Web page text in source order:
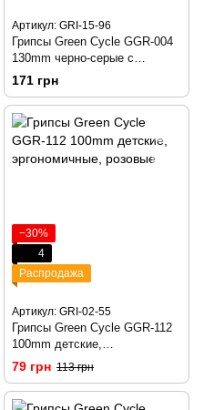
Артикул: GRI-15-96
Грипсы Green Cycle GGR-004
130mm черно-серые с
барендами
171 грн
−30%
4
Распродажа
Артикул: GRI-02-55
Грипсы Green Cycle GGR-112
100mm детские,
эргономичные, розовые
79 грн 113 грн